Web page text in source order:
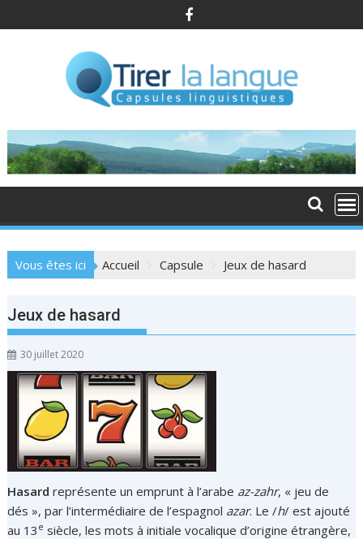
k
t
n
Vous êtes ici
Accueil Capsule Jeux de hasard
Jeux de hasard
30 juillet 2020
Hasard représente un emprunt à l’arabe az-zahr, « jeu de
dés », par l’intermédiaire de l’espagnol azar. Le /h/ est ajouté
au 13 e siècle, les mots à initiale vocalique d’origine étrangère,